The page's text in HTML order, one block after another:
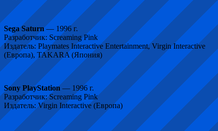
Sega Saturn— 1996 г.
Разработчик: Screaming Pink
Издатель: Playmates Interactive Entertainment, Virgin Interactive
(Европа), TAKARA (Япония)
Sony PlayStation — 1996 г.
Разработчик: Screaming Pink
Издатель: Virgin Interactive (Европа)